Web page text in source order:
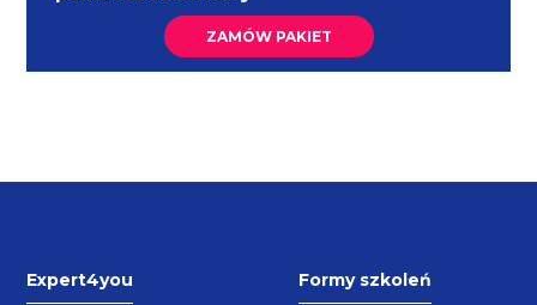
ZAMÓW PAKIET
Expert4you Formy szkoleń